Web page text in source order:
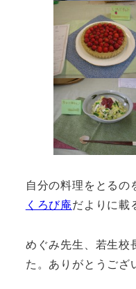
自分の料理をとるの
くろび庵だよりに載
めぐみ先生、若生
た。ありがとうござ